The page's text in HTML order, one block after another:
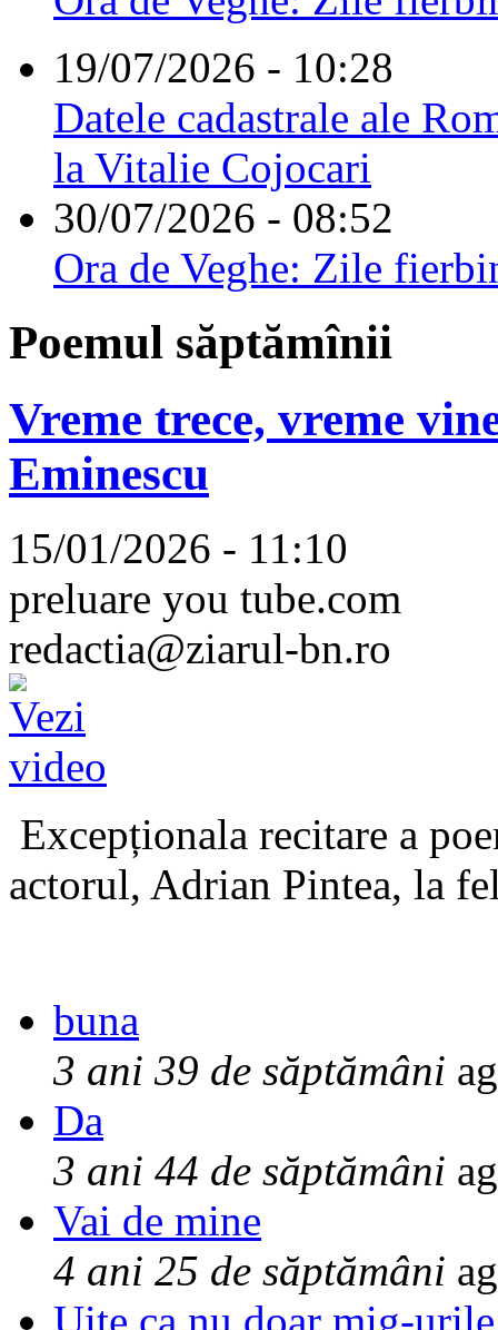
19/07/2026 - 10:28
Datele cadastrale ale
la Vitalie Cojocari
30/07/2026 - 08:52
Ora de Veghe: Zile
Poemul săptămînii
Vreme trece, vreme
Eminescu
15/01/2026 - 11:10
preluare you tube.com
redactia@ziarul-bn.ro
Excepționala recitare a
actorul, Adrian Pintea, la
buna
3 ani 39 de săptămâni
Da
3 ani 44 de săptămâni
Vai de mine
4 ani 25 de săptămâni
Uite ca nu doar mig-urile